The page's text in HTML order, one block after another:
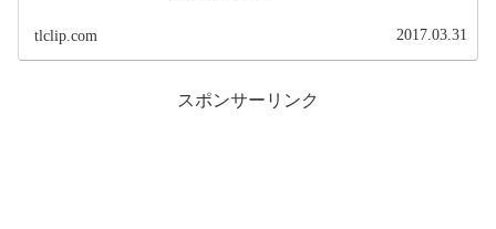
tlclip.com 2017.03.31
スポンサーリンク